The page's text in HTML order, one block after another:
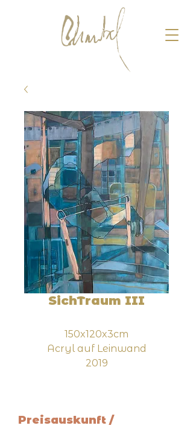
SichTraum III
150x120x3cm
Acryl auf Leinwand
2019
Preisauskunft /